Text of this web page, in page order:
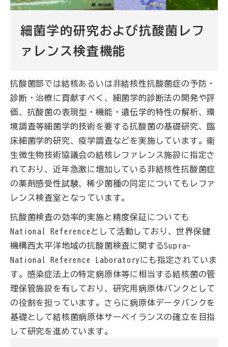
細菌学的研究および抗酸菌レフ
ァレンス検査機能
抗酸菌部では結核あるいは非結核性抗酸菌症の予防・
診断・治療に貢献すべく、細菌学的診断法の開発や評
価、抗酸菌の表現型・機能・遺伝学的特性の解析、環
境調査等細菌学的技術を要する抗酸菌の基礎研究、臨
床細菌学的研究、疫学調査などを実施しています。衛
生微生物技術協議会の結核レファレンス施設に指定さ
れており、近年急激に増加している非結核性抗酸菌症
の薬剤感受性試験、稀少菌種の同定についてもレファ
レンス検査室となっています。
抗酸菌検査の効率的実施と精度保証についても
National Referenceとして活動しており、世界保健
機構西太平洋地域の抗酸菌検査に関するSupra-
National Reference Laboratoryにも指定されていま
す。感染症法上の特定病原体等に相当する結核菌の管
理保管施設を有しており、研究用病原体バンクとして
の役割を担っています。さらに病原体データバンクを
基礎として結核菌病原体サーベイランスの確立を目指
して研究を進めています。